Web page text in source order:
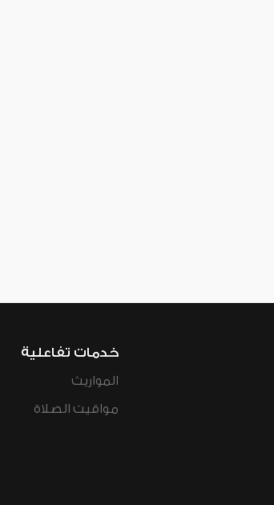
خدمات تفاعلية
المواريث
مواقيت الصلاة